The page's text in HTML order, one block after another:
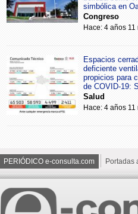
simbólica en
Congreso
Hace: 4 años 11
Espacios
deficiente
propicios para
de COVID-19:
Salud
Hace: 4 años 11
PERIÓDICO e-consulta.com Portadas